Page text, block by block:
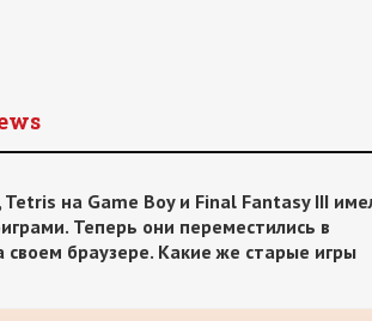
на Game Boy и Final Fantasy III
Теперь они переместились в
браузере. Какие же старые игры